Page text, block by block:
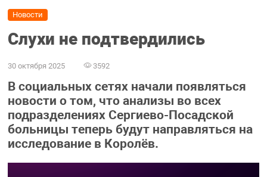
Новости
Слухи не подтвердились
30 октября 2025 3592
В социальных сетях начали появляться
новости о том, что анализы во всех
подразделениях Сергиево-Посадской
больницы теперь будут направляться на
исследование в Королёв.